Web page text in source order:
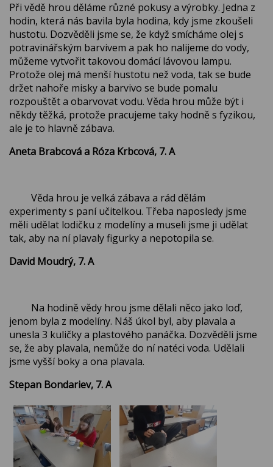
Při vědě hrou děláme různé pokusy a výrobky. Jedna z
hodin, která nás bavila byla hodina, kdy jsme zkoušeli
hustotu. Dozvěděli jsme se, že když smícháme olej s
potravinářským barvivem a pak ho nalijeme do vody,
můžeme vytvořit takovou domácí lávovou lampu.
Protože olej má menší hustotu než voda, tak se bude
držet nahoře misky a barvivo se bude pomalu
rozpouštět a obarvovat vodu. Věda hrou může být i
někdy těžká, protože pracujeme taky hodně s fyzikou,
ale je to hlavně zábava.
Aneta Brabcová a Róza Krbcová, 7. A
Věda hrou je velká zábava a rád dělám
experimenty s paní učitelkou. Třeba naposledy jsme
měli udělat lodičku z modelíny a museli jsme ji udělat
tak, aby na ní plavaly figurky a nepotopila se.
David Moudrý, 7. A
Na hodině vědy hrou jsme dělali něco jako loď,
jenom byla z modelíny. Náš úkol byl, aby plavala a
unesla 3 kuličky a plastového panáčka. Dozvěděli jsme
se, že aby plavala, nemůže do ní natéci voda. Udělali
jsme vyšší boky a ona plavala.
Stepan Bondariev, 7. A